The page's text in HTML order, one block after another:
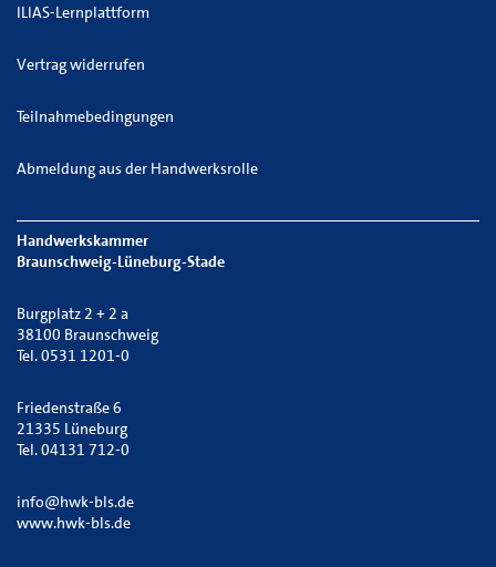
ILIAS-Lernplattform
Vertrag widerrufen
Teilnahmebedingungen
Abmeldung aus der Handwerksrolle
Handwerkskammer
Braunschweig-Lüneburg-Stade
Burgplatz 2 + 2 a
38100 Braunschweig
Tel. 0531 1201-0
Friedenstraße 6
21335 Lüneburg
Tel. 04131 712-0
info@hwk-bls.de
www.hwk-bls.de